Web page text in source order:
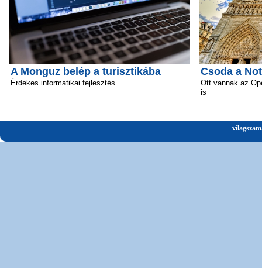
A Monguz belép a turisztikába
Érdekes informatikai fejlesztés
Csoda a
Ott vannak az
is